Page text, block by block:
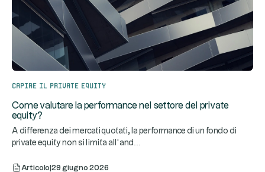
Capire il private equity
Come valutare la performance nel settore del private
equity?
A differenza dei mercati quotati, la performance di un fondo di
private equity non si limita all’and
Articolo 29 giugno 2026